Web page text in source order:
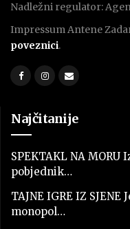
Nadležni regulator:
Impressum Antene
poveznici.
Najčitanije
SPEKTAKL NA
pobjednik…
TAJNE IGRE IZ
monopol…